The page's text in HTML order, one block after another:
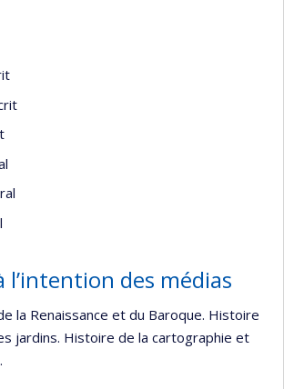
l’intention des médias
la Renaissance et du Baroque. Histoire
jardins. Histoire de la cartographie et